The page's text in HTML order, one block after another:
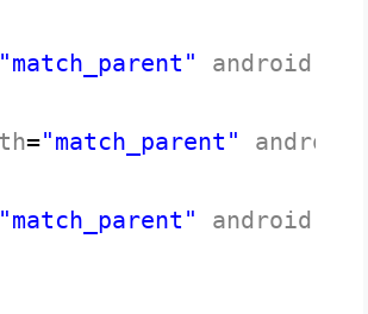
"match_parent"
="match_parent"
"match_parent"